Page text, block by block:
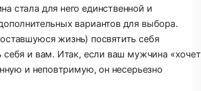
стала для него единственной и
вариантов для выбора.
жизнь) посвятить себя
и вам. Итак, если ваш мужчина «хочет
и неповтримую, он несерьезно